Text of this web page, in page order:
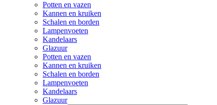
Potten en vazen
Kannen en kruiken
Schalen en borden
Lampenvoeten
Kandelaars
Glazuur
Potten en vazen
Kannen en kruiken
Schalen en borden
Lampenvoeten
Kandelaars
Glazuur